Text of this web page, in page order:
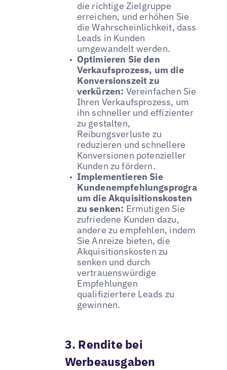
die richtige Zielgruppe
erreichen, und erhöhen Sie
die Wahrscheinlichkeit, dass
Leads in Kunden
umgewandelt werden.
Optimieren Sie den
Verkaufsprozess, um die
Konversionszeit zu
verkürzen: Vereinfachen Sie
Ihren Verkaufsprozess, um
ihn schneller und effizienter
zu gestalten,
Reibungsverluste zu
reduzieren und schnellere
Konversionen potenzieller
Kunden zu fördern.
Implementieren Sie
Kundenempfehlungsprogramme,
um die Akquisitionskosten
zu senken: Ermutigen Sie
zufriedene Kunden dazu,
andere zu empfehlen, indem
Sie Anreize bieten, die
Akquisitionskosten zu
senken und durch
vertrauenswürdige
Empfehlungen
qualifiziertere Leads zu
gewinnen.
3. Rendite bei
Werbeausgaben